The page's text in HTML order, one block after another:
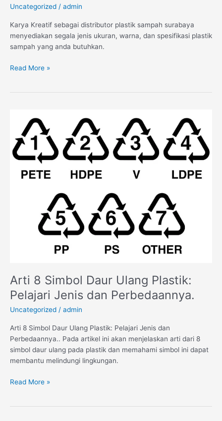
Uncategorized / admin
Karya Kreatif sebagai distributor plastik sampah surabaya
menyediakan segala jenis ukuran, warna, dan spesifikasi plastik
sampah yang anda butuhkan.
Read More »
Arti 8 Simbol Daur Ulang Plastik:
Pelajari Jenis dan Perbedaannya.
Uncategorized / admin
Arti 8 Simbol Daur Ulang Plastik: Pelajari Jenis dan
Perbedaannya.. Pada artikel ini akan menjelaskan arti dari 8
simbol daur ulang pada plastik dan memahami simbol ini dapat
membantu melindungi lingkungan.​
Simbol
Daur
Ulang
Plastik:
Pelajari
Perbedaannya.
Read More »